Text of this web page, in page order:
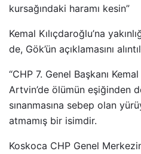
kursağındaki haramı kesin”
Kemal Kılıçdaroğlu’na
de, Gök’ün açıklamasını
“CHP 7. Genel Başkanı
Artvin’de ölümün eşiğinden
sınanmasına sebep olan
atmamış bir isimdir.
Koskoca CHP Genel